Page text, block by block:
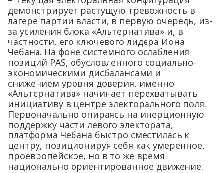
демонстрирует растущую тревожность в
лагере партии власти, в первую очередь, из-
за усиления блока «Альтернатива» и, в
частности, его ключевого лидера Иона
Чебана. На фоне системного ослабления
позиций PAS, обусловленного социально-
экономическими дисбалансами и
снижением уровня доверия, именно
«Альтернатива» начинает перехватывать
инициативу в центре электорального поля.
Первоначально опираясь на инерционную
поддержку части левого электората,
платформа Чебана быстро сместилась к
центру, позиционируя себя как умеренное,
проевропейское, но в то же время
национально ориентированное движение.